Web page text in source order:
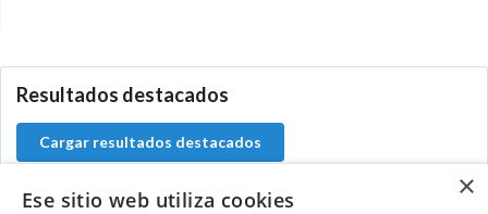
Resultados destacados
Cargar resultados destacados
×
Ese sitio web utiliza cookies